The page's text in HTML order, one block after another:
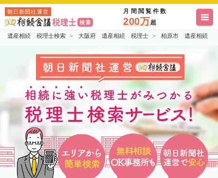
朝日新聞社運営 月間閲覧件数
200万超
遺産相続 税理士検索 大阪府 遺産相続 税理士 柏原市 遺産相続